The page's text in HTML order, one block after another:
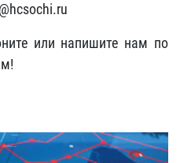
или напишите нам по